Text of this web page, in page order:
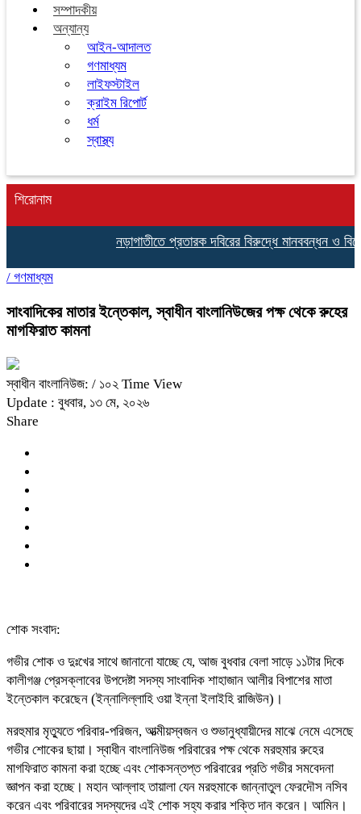
সম্পাদকীয়
অন্যান্য
আইন-আদালত
গণমাধ্যম
লাইফস্টাইল
ক্রাইম রিপোর্ট
ধর্ম
স্বাস্থ্য
শিরোনাম
নড়াগাতীতে প্রতারক দবিরের বিরুদ্ধে মানববন্ধন ও
/ গণমাধ্যম
সাংবাদিকের মাতার ইন্তেকাল, স্বাধীন বাংলানিউজের পক্ষ থেকে রুহের
মাগফিরাত কামনা
স্বাধীন বাংলানিউজ: / ১০২ Time View
Update : বুধবার, ১৩ মে, ২০২৬
Share
শোক সংবাদ:
গভীর শোক ও দুঃখের সাথে জানানো যাচ্ছে যে, আজ বুধবার বেলা সাড়ে ১১টার দিকে
কালীগঞ্জ প্রেসক্লাবের উপদেষ্টা সদস্য সাংবাদিক শাহাজান আলীর বিপাশের মাতা
ইন্তেকাল করেছেন (ইন্নালিল্লাহি ওয়া ইন্না ইলাইহি রাজিউন)।
মরহুমার মৃত্যুতে পরিবার-পরিজন, আত্মীয়স্বজন ও শুভানুধ্যায়ীদের মাঝে নেমে এসেছে
গভীর শোকের ছায়া। স্বাধীন বাংলানিউজ পরিবারের পক্ষ থেকে মরহুমার রুহের
মাগফিরাত কামনা করা হচ্ছে এবং শোকসন্তপ্ত পরিবারের প্রতি গভীর সমবেদনা
জ্ঞাপন করা হচ্ছে। মহান আল্লাহ তায়ালা যেন মরহুমাকে জান্নাতুল ফেরদৌস নসিব
করেন এবং পরিবারের সদস্যদের এই শোক সহ্য করার শক্তি দান করেন। আমিন।